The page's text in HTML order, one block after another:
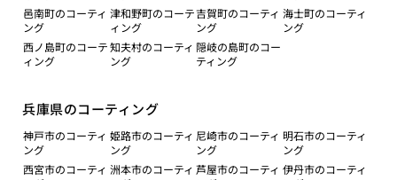
邑南町のコーティ
ング
津和野町のコーテ
ィング
吉賀町のコーティ
ング
海士町のコーティ
ング
西ノ島町のコーテ
ィング
知夫村のコーティ
ング
隠岐の島町のコー
ティング
兵庫県のコーティング
神戸市のコーティ
ング
姫路市のコーティ
ング
尼崎市のコーティ
ング
明石市のコーティ
ング
西宮市のコーティ 洲本市のコーティ 芦屋市のコーティ 伊丹市のコーティ